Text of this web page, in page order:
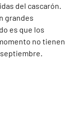
del cascarón.
grandes
es que los
no tienen